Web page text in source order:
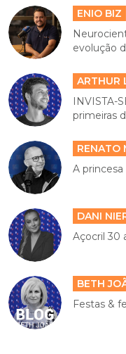
ENIO BIZ
evolução
ARTHUR
INVISTA-
primeiras
RENATO
A
DANI
Açocril 30
BETH
Festas &